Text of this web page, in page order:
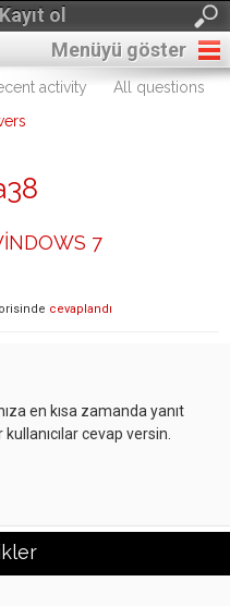
ol
Menüyü göster
activity
All questions
7
cevaplandı
en kısa zamanda yanıt
cevap versin.